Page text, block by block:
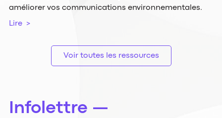
améliorer vos communications environnementales.
Lire >
Voir toutes les ressources
Infolettre —